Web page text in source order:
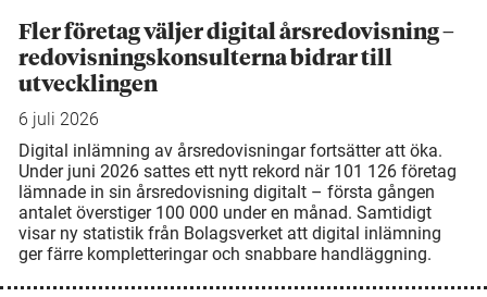
Fler företag väljer digital årsredovisning –
redovisningskonsulterna bidrar till
utvecklingen
6 juli 2026
Digital inlämning av årsredovisningar fortsätter att öka.
Under juni 2026 sattes ett nytt rekord när 101 126 företag
lämnade in sin årsredovisning digitalt – första gången
antalet överstiger 100 000 under en månad. Samtidigt
visar ny statistik från Bolagsverket att digital inlämning
ger färre kompletteringar och snabbare handläggning.